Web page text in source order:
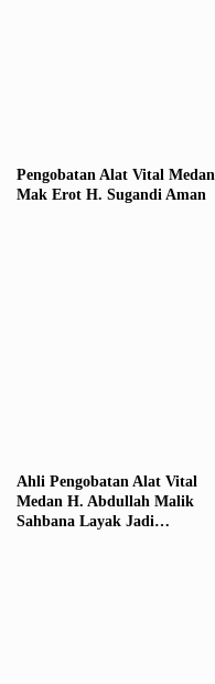
Pengobatan Alat Vital Medan
Mak Erot H. Sugandi Aman
Ahli Pengobatan Alat Vital
Medan H. Abdullah Malik
Sahbana Layak Jadi